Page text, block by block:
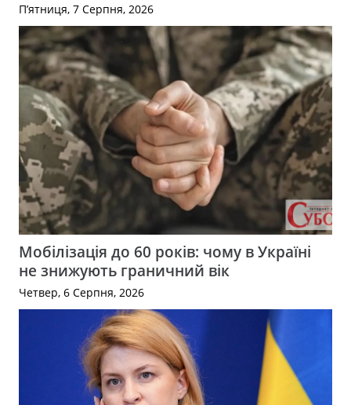
П’ятниця, 7 Серпня, 2026
Мобілізація до 60 років: чому в Україні
не знижують граничний вік
Четвер, 6 Серпня, 2026